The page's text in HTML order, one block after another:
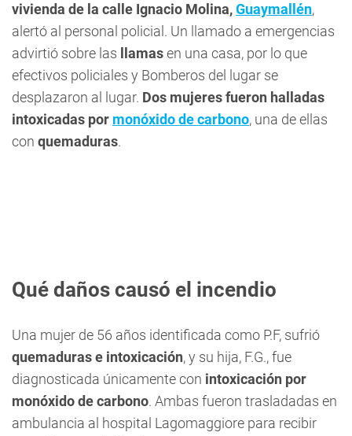
vivienda de la calle Ignacio Molina,Guaymallén,
alertó al personal policial. Un llamado a emergencias
advirtió sobre las
llamasen una casa, por lo que
efectivos policiales y Bomberos del lugar se
desplazaron al lugar. Dos mujeres fueron halladas
intoxicadas por monóxido de carbono, una de ellas
con quemaduras.
Qué daños causó el incendio
Una mujer de 56 años identificada como P.F, sufrió
quemaduras e intoxicación, y su hija, F.G., fue
diagnosticada únicamente con intoxicación por
monóxido de carbono. Ambas fueron trasladadas en
ambulancia al hospital Lagomaggiore para recibir